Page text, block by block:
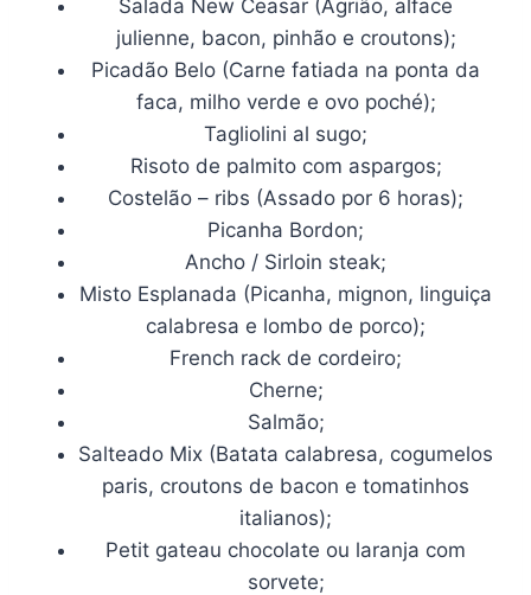
Salada New Ceasar (Agrião, alface
julienne, bacon, pinhão e croutons);
Picadão Belo (Carne fatiada na ponta da
faca, milho verde e ovo poché);
Tagliolini al sugo;
Risoto de palmito com aspargos;
Costelão – ribs (Assado por 6 horas);
Picanha Bordon;
Ancho / Sirloin steak;
Misto Esplanada (Picanha, mignon, linguiça
calabresa e lombo de porco);
French rack de cordeiro;
Cherne;
Salmão;
Salteado Mix (Batata calabresa, cogumelos
paris, croutons de bacon e tomatinhos
italianos);
Petit gateau chocolate ou laranja com
sorvete;